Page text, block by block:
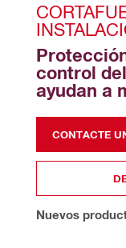
control
ayudan a
CONTACTE
Nuevos